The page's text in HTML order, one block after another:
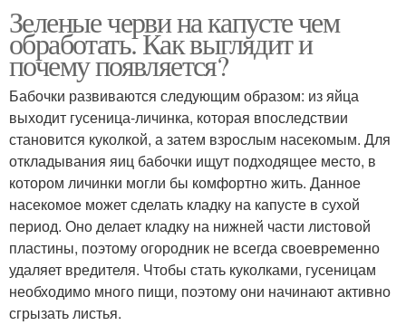
Зеленые черви на капусте чем
обработать. Как выглядит и
почему появляется?
Бабочки развиваются следующим образом: из яйца
выходит гусеница-личинка, которая впоследствии
становится куколкой, а затем взрослым насекомым. Для
откладывания яиц бабочки ищут подходящее место, в
котором личинки могли бы комфортно жить. Данное
насекомое может сделать кладку на капусте в сухой
период. Оно делает кладку на нижней части листовой
пластины, поэтому огородник не всегда своевременно
удаляет вредителя. Чтобы стать куколками, гусеницам
необходимо много пищи, поэтому они начинают активно
сгрызать листья.